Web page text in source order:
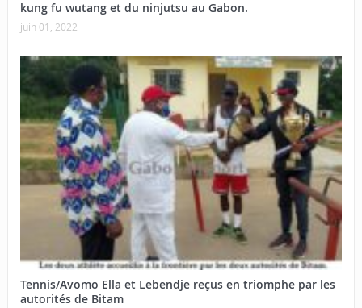
kung fu wutang et du ninjutsu au Gabon.
juin 01, 2022
Tennis/Avomo Ella et Lebendje reçus en triomphe par les
autorités de Bitam